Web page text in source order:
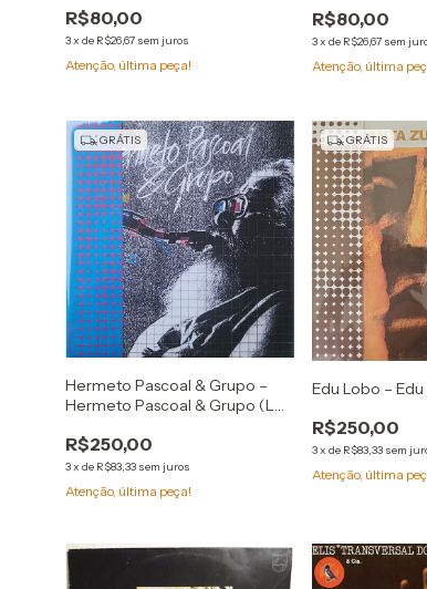
R$80,00
3xde R$26,67 sem juros
Atenção, última peça!
R$80,00
3x de R$26,67 sem
Atenção, última
GRÁTIS
Hermeto Pascoal & Grupo ‎–
Hermeto Pascoal & Grupo (LP
R$250,00
3xde R$83,33 sem juros
Atenção, última peça!
GRÁTIS
Edu Lobo ‎–
R$250,00
3x de R$83,33 sem
Atenção, última